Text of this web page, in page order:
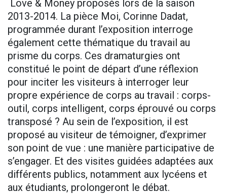
Love & Money proposés lors de la saison
2013-2014. La pièce Moi, Corinne Dadat,
programmée durant l’exposition interroge
également cette thématique du travail au
prisme du corps. Ces dramaturgies ont
constitué le point de départ d’une réflexion
pour inciter les visiteurs à interroger leur
propre expérience de corps au travail : corps-
outil, corps intelligent, corps éprouvé ou corps
transposé ? Au sein de l’exposition, il est
proposé au visiteur de témoigner, d’exprimer
son point de vue : une manière participative de
s’engager. Et des visites guidées adaptées aux
différents publics, notamment aux lycéens et
aux étudiants, prolongeront le débat.